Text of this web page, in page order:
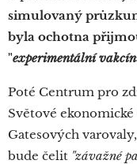
simulovaný
byla ochotna
"experimentální
Poté Centrum pro
Světové
Gatesových
bude čelit "závažné